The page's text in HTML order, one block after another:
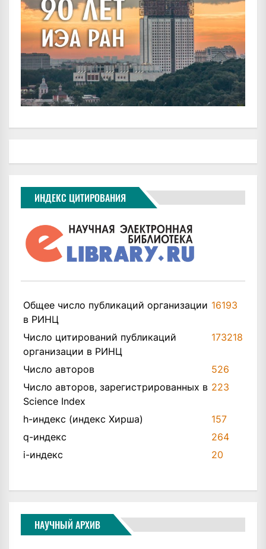
ИНДЕКС ЦИТИРОВАНИЯ
Общее число публикаций организации
в РИНЦ
16193
Число цитирований публикаций
организации в РИНЦ
173218
Число авторов
526
Число авторов, зарегистрированных в
Science Index
223
h-индекс (индекс Хирша)
157
q-индекс
264
i-индекс
20
НАУЧНЫЙ АРХИВ